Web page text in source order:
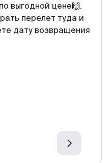
выгодной цене🙌.
перелет туда и
дату возвращения